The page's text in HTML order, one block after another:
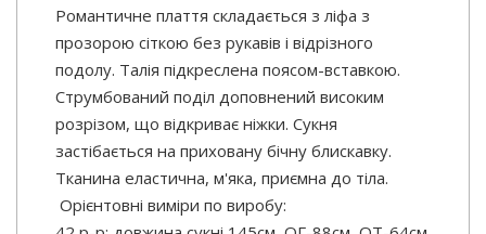
Романтичне плаття складається з ліфа з
прозорою сіткою без рукавів і відрізного
подолу. Талія підкреслена поясом-вставкою.
Струмбований поділ доповнений високим
розрізом, що відкриває ніжки. Сукня
застібається на приховану бічну блискавку.
Тканина еластична, м'яка, приємна до тіла.
Орієнтовні виміри по виробу: